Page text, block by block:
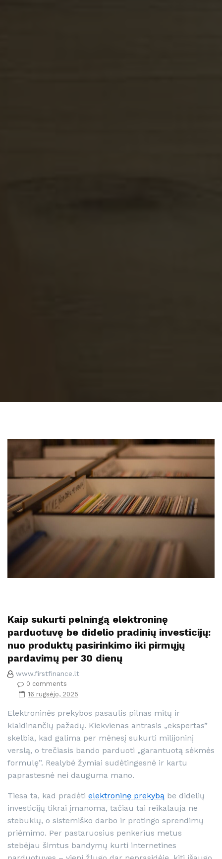
Kaip sukurti pelningą elektroninę
parduotuvę be didelio pradinių investicijų:
nuo produktų pasirinkimo iki pirmųjų
pardavimų per 30 dienų
www.firstfinance.lt
0 comments
16 rugsėjo, 2025
Elektroninės prekybos pasaulis pilnas mitų ir
klaidinančių pažadų. Kiekvienas antrasis „ekspertas”
skelbia, kad galima per mėnesį sukurti milijoninį
verslą, o trečiasis bando parduoti „garantuotą sėkmės
formulę”. Realybė žymiai sudėtingesnė ir kartu
paprastesnė nei dauguma mano.
Tiesa ta, kad pradėti elektroninę prekybą be didelių
investicijų tikrai įmanoma, tačiau tai reikalauja ne
stebuklų, o sistemiško darbo ir protingo sprendimų
priėmimo. Per pastaruosius penkerius metus
stebėjau šimtus bandymų kurti internetines